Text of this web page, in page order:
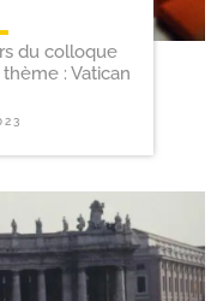
du colloque
thème : Vatican